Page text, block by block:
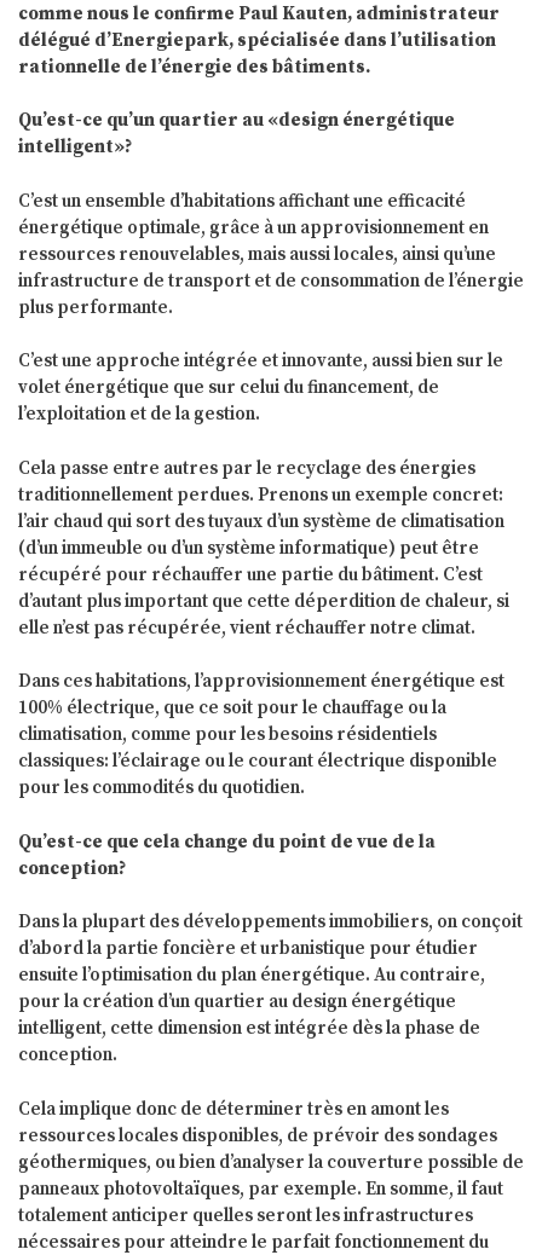
comme nous le confirme Paul Kauten, administrateur
délégué d’Energiepark, spécialisée dans l’utilisation
rationnelle de l’énergie des bâtiments.
Qu’est-ce qu’un quartier au «design énergétique
intelligent»?
C’est un ensemble d’habitations affichant une efficacité
énergétique optimale, grâce à un approvisionnement en
ressources renouvelables, mais aussi locales, ainsi qu’une
infrastructure de transport et de consommation de l’énergie
plus performante.
C’est une approche intégrée et innovante, aussi bien sur le
volet énergétique que sur celui du financement, de
l’exploitation et de la gestion.
Cela passe entre autres par le recyclage des énergies
traditionnellement perdues. Prenons un exemple concret:
l’air chaud qui sort des tuyaux d’un système de climatisation
(d’un immeuble ou d’un système informatique) peut être
récupéré pour réchauffer une partie du bâtiment. C’est
d’autant plus important que cette déperdition de chaleur, si
elle n’est pas récupérée, vient réchauffer notre climat.
Dans ces habitations, l’approvisionnement énergétique est
100% électrique, que ce soit pour le chauffage ou la
climatisation, comme pour les besoins résidentiels
classiques: l’éclairage ou le courant électrique disponible
pour les commodités du quotidien.
Qu’est-ce que cela change du point de vue de la
conception?
Dans la plupart des développements immobiliers, on conçoit
d’abord la partie foncière et urbanistique pour étudier
ensuite l’optimisation du plan énergétique. Au contraire,
pour la création d’un quartier au design énergétique
intelligent, cette dimension est intégrée dès la phase de
conception.
Cela implique donc de déterminer très en amont les
ressources locales disponibles, de prévoir des sondages
géothermiques, ou bien d’analyser la couverture possible de
panneaux photovoltaïques, par exemple. En somme, il faut
totalement anticiper quelles seront les infrastructures
nécessaires pour atteindre le parfait fonctionnement du